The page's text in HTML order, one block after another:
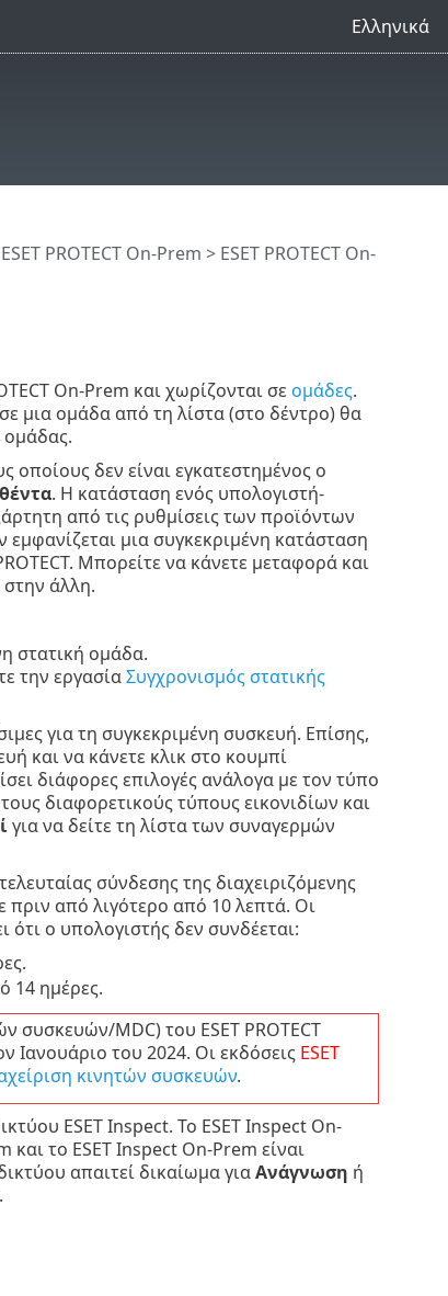
Ελληνικά
PROTECT On-Prem > ESET PROTECT On-
On-Prem και χωρίζονται σεομάδες.
μια ομάδα από τη λίστα (στο δέντρο) θα
ομάδας.
οποίους δεν είναι εγκατεστημένος ο
. Η κατάσταση ενός υπολογιστή-
από τις ρυθμίσεις των προϊόντων
μια συγκεκριμένη κατάσταση
Μπορείτε να κάνετε μεταφορά και
άλλη.
στατική ομάδα.
την εργασίαΣυγχρονισμός στατικής
για τη συγκεκριμένη συσκευή. Επίσης,
και να κάνετε κλικ στο κουμπί
διάφορες επιλογές ανάλογα με τον τύπο
διαφορετικούς τύπους εικονιδίων και
για να δείτε τη λίστα των συναγερμών
σύνδεσης της διαχειριζόμενης
πριν από λιγότερο από 10 λεπτά. Οι
ότι ο υπολογιστής δεν συνδέεται:
14 ημέρες.
συσκευών/MDC) του ESET PROTECT
Ιανουάριο του 2024. Οι εκδόσεις ESET
κινητών συσκευών.
ESET Inspect. Το ESET Inspect On-
και το ESET Inspect On-Prem είναι
απαιτεί δικαίωμα γιαΑνάγνωση ή